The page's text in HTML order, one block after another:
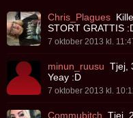
Chris_Plagues
STORT GRATTIS
7 oktober 2013 kl.
minun_ruusu Tjej,
Yeay :D
7 oktober 2013 kl.
Commubitch Tjej,